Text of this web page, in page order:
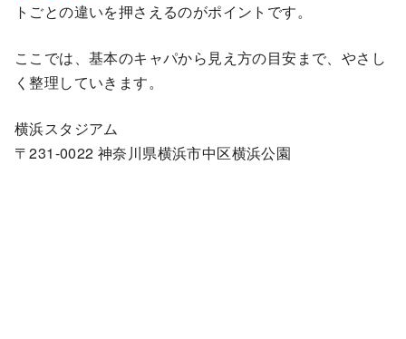
トごとの違いを押さえるのがポイントです。
ここでは、基本のキャパから見え方の目安まで、やさし
く整理していきます。
横浜スタジアム
〒231-0022 神奈川県横浜市中区横浜公園